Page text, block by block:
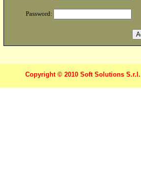
Password:
Copyright © 2010 Soft Solutions S.r.l.